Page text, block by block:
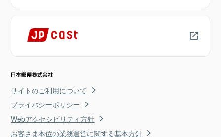
サイトのご利用について
プライバシーポリシー
Webアクセシビリティ方針
お客さま本位の業務運営に関する基本方針